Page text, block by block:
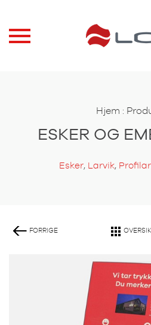
Hjem :
ESKER OG
Esker, Larvik,
FORRIGE